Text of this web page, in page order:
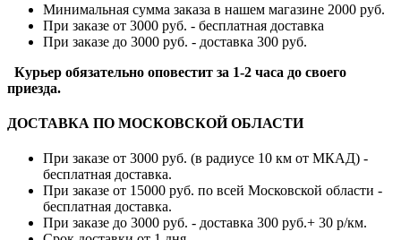
Минимальная сумма заказа в нашем магазине 2000 руб.
При заказе от 3000 руб. - бесплатная доставка
При заказе до 3000 руб. - доставка 300 руб.
Курьер обязательно оповестит за 1-2 часа до своего
приезда.
ДОСТАВКА ПО МОСКОВСКОЙ ОБЛАСТИ
При заказе от 3000 руб. (в радиусе 10 км от МКАД) -
бесплатная доставка.
При заказе от 15000 руб. по всей Московской области -
бесплатная доставка.
При заказе до 3000 руб. - доставка 300 руб.+ 30 р/км.